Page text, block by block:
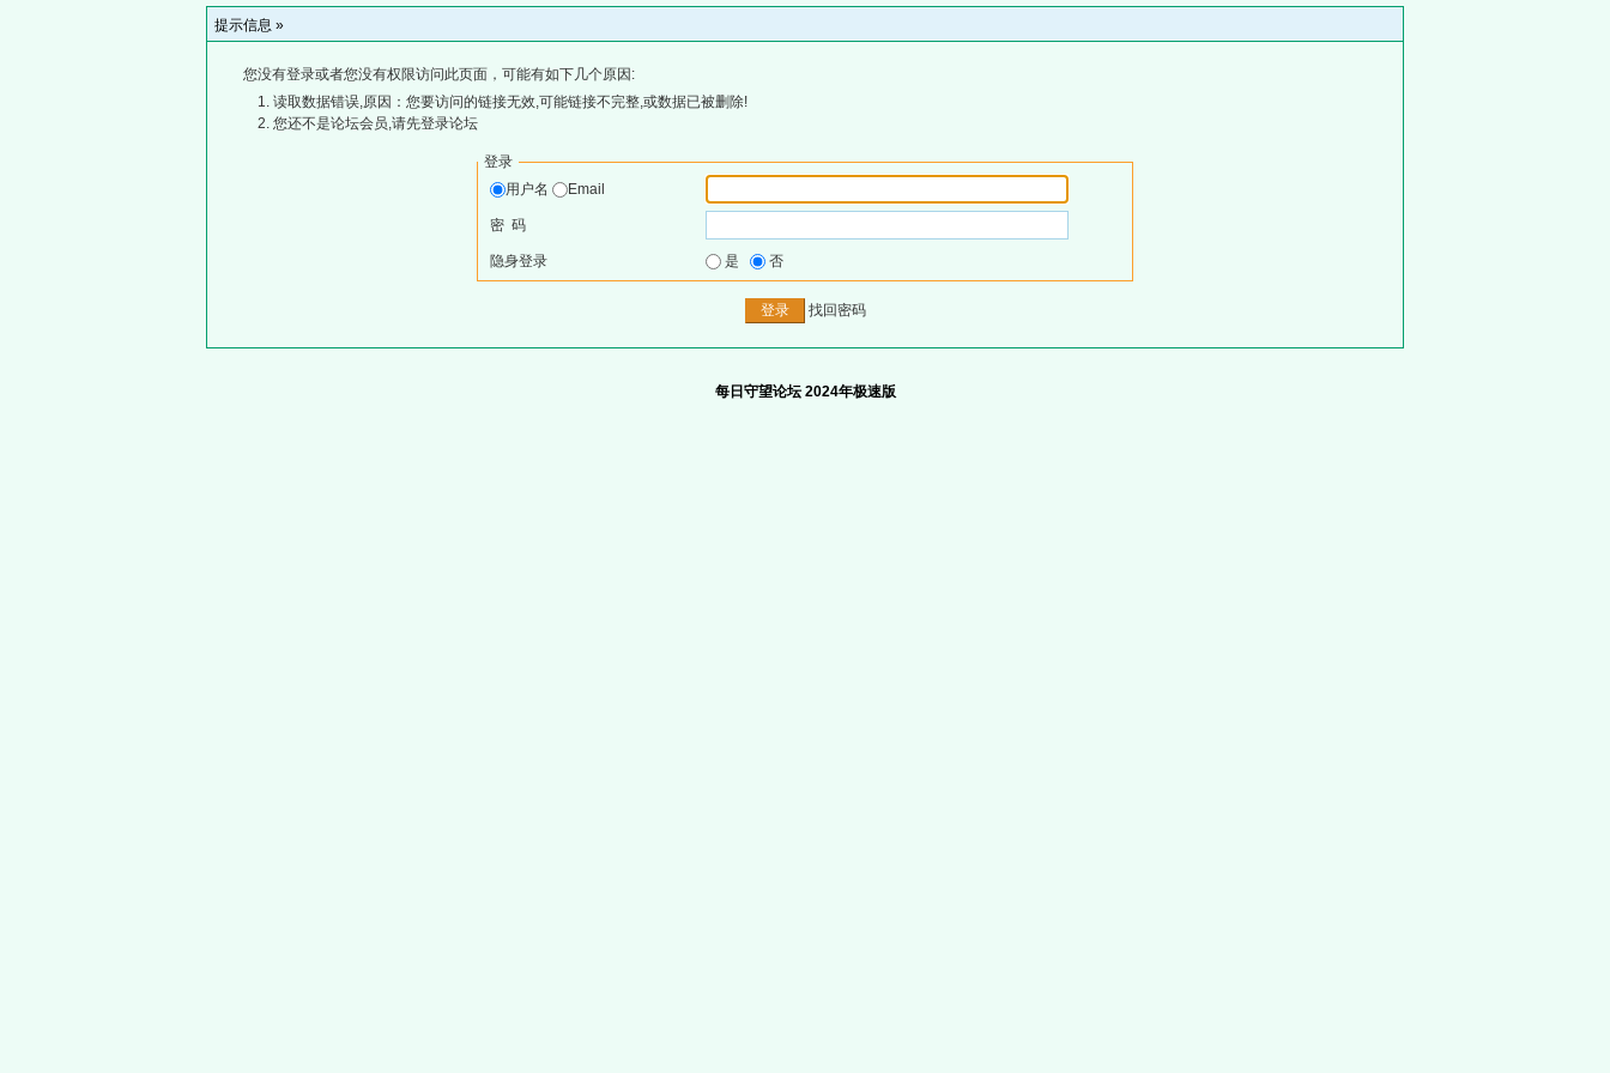
提示信息 »
您没有登录或者您没有权限访问此页面，可能有如下几个原因:
读取数据错误,原因：您要访问的链接无效,可能链接不完整,或数据已被删除!
您还不是论坛会员,请先登录论坛
登录
用户名
Email
密 码
隐身登录 是 否
找回密码
每日守望论坛 2024年极速版